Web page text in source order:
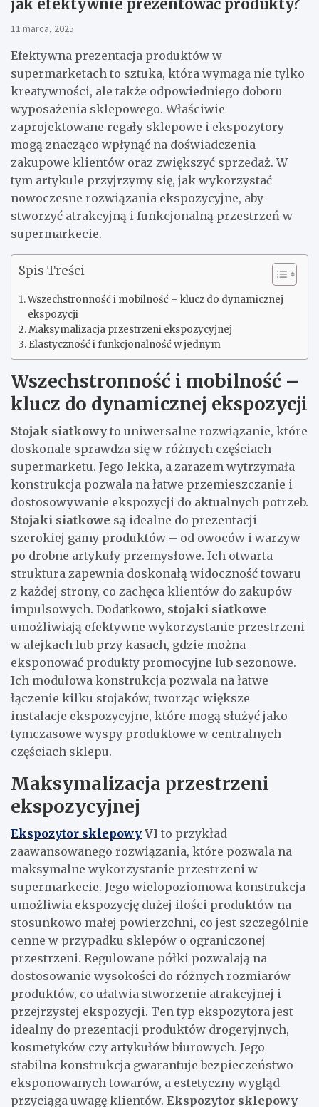
jak efektywnie prezentować produkty?
11 marca, 2025
Efektywna prezentacja produktów w
supermarketach to sztuka, która wymaga nie tylko
kreatywności, ale także odpowiedniego doboru
wyposażenia sklepowego. Właściwie
zaprojektowane regały sklepowe i ekspozytory
mogą znacząco wpłynąć na doświadczenia
zakupowe klientów oraz zwiększyć sprzedaż. W
tym artykule przyjrzymy się, jak wykorzystać
nowoczesne rozwiązania ekspozycyjne, aby
stworzyć atrakcyjną i funkcjonalną przestrzeń w
supermarkecie.
Spis Treści
Wszechstronność i mobilność – klucz do dynamicznej
ekspozycji
Maksymalizacja przestrzeni ekspozycyjnej
Elastyczność i funkcjonalność w jednym
Wszechstronność i mobilność –
klucz do dynamicznej ekspozycji
Stojak siatkowy to uniwersalne rozwiązanie, które
doskonale sprawdza się w różnych częściach
supermarketu. Jego lekka, a zarazem wytrzymała
konstrukcja pozwala na łatwe przemieszczanie i
dostosowywanie ekspozycji do aktualnych potrzeb.
Stojaki siatkowe są idealne do prezentacji
szerokiej gamy produktów – od owoców i warzyw
po drobne artykuły przemysłowe. Ich otwarta
struktura zapewnia doskonałą widoczność towaru
z każdej strony, co zachęca klientów do zakupów
impulsowych. Dodatkowo, stojaki siatkowe
umożliwiają efektywne wykorzystanie przestrzeni
w alejkach lub przy kasach, gdzie można
eksponować produkty promocyjne lub sezonowe.
Ich modułowa konstrukcja pozwala na łatwe
łączenie kilku stojaków, tworząc większe
instalacje ekspozycyjne, które mogą służyć jako
tymczasowe wyspy produktowe w centralnych
częściach sklepu.
Maksymalizacja przestrzeni
ekspozycyjnej
Ekspozytor sklepowy VI to przykład
zaawansowanego rozwiązania, które pozwala na
maksymalne wykorzystanie przestrzeni w
supermarkecie. Jego wielopoziomowa konstrukcja
umożliwia ekspozycję dużej ilości produktów na
stosunkowo małej powierzchni, co jest szczególnie
cenne w przypadku sklepów o ograniczonej
przestrzeni. Regulowane półki pozwalają na
dostosowanie wysokości do różnych rozmiarów
produktów, co ułatwia stworzenie atrakcyjnej i
przejrzystej ekspozycji. Ten typ ekspozytora jest
idealny do prezentacji produktów drogeryjnych,
kosmetyków czy artykułów biurowych. Jego
stabilna konstrukcja gwarantuje bezpieczeństwo
eksponowanych towarów, a estetyczny wygląd
przyciąga uwagę klientów. Ekspozytor sklepowy